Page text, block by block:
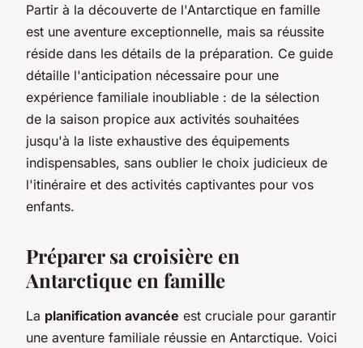
Partir à la découverte de l'Antarctique en famille
est une aventure exceptionnelle, mais sa réussite
réside dans les détails de la préparation. Ce guide
détaille l'anticipation nécessaire pour une
expérience familiale inoubliable : de la sélection
de la saison propice aux activités souhaitées
jusqu'à la liste exhaustive des équipements
indispensables, sans oublier le choix judicieux de
l'itinéraire et des activités captivantes pour vos
enfants.
Préparer sa croisière en
Antarctique en famille
La planification avancée est cruciale pour garantir
une aventure familiale réussie en Antarctique. Voici